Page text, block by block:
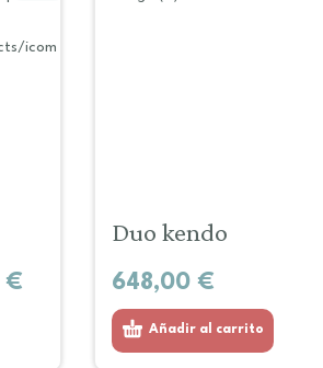
€
Duo kendo
648,00 €
Añadir al carrito